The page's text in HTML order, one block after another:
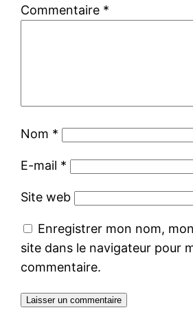
Commentaire *
Nom *
E-mail *
Site web
Enregistrer mon nom,
site dans le navigateur pour
commentaire.